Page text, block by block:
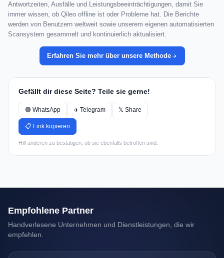
Antwortzeiten, Ausfälle und Leistungsbeeinträchtigungen, damit Sie
immer wissen, ob Qileo offline ist oder Probleme hat. Die Berichte
werden von Benutzern weltweit sowie unserem eigenen automatisierten
Scansystem gesammelt und kontinuierlich aktualisiert.
Erfahren Sie mehr über unsere Methode
Gefällt dir diese Seite? Teile sie gerne!
🟢 WhatsApp ✈️ Telegram 𝕏 Share
📋 Link kopieren
Hilf anderen zu bestätigen, ob sie ebenfalls betroffen sind.
Empfohlene Partner
Handverlesene Unternehmen und Dienstleistungen, die wir
empfehlen.